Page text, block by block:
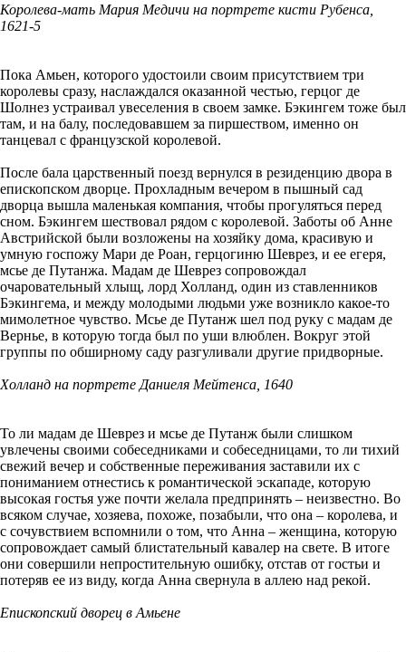
Королева-мать Мария Медичи на портрете кисти Рубенса,
1621-5
Пока Амьен, которого удостоили своим присутствием три
королевы сразу, наслаждался оказанной честью, герцог де
Шолнез устраивал увеселения в своем замке. Бэкингем тоже был
там, и на балу, последовавшем за пиршеством, именно он
танцевал с французской королевой.
После бала царственный поезд вернулся в резиденцию двора в
епископском дворце. Прохладным вечером в пышный сад
дворца вышла маленькая компания, чтобы прогуляться перед
сном. Бэкингем шествовал рядом с королевой. Заботы об Анне
Австрийской были возложены на хозяйку дома, красивую и
умную госпожу Мари де Роан, герцогиню Шеврез, и ее егеря,
мсье де Путанжа. Мадам де Шеврез сопровождал
очаровательный хлыщ, лорд Холланд, один из ставленников
Бэкингема, и между молодыми людьми уже возникло какое-то
мимолетное чувство. Мсье де Путанж шел под руку с мадам де
Вернье, в которую тогда был по уши влюблен. Вокруг этой
группы по обширному саду разгуливали другие придворные.
Холланд на портрете Даниеля Мейтенса, 1640
То ли мадам де Шеврез и мсье де Путанж были слишком
увлечены своими собеседниками и собеседницами, то ли тихий
свежий вечер и собственные переживания заставили их с
пониманием отнестись к романтической эскападе, которую
высокая гостья уже почти желала предпринять – неизвестно. Во
всяком случае, хозяева, похоже, позабыли, что она – королева, и
с сочувствием вспомнили о том, что Анна – женщина, которую
сопровождает самый блистательный кавалер на свете. В итоге
они совершили непростительную ошибку, отстав от гостьи и
потеряв ее из виду, когда Анна свернула в аллею над рекой.
Епископский дворец в Амьене